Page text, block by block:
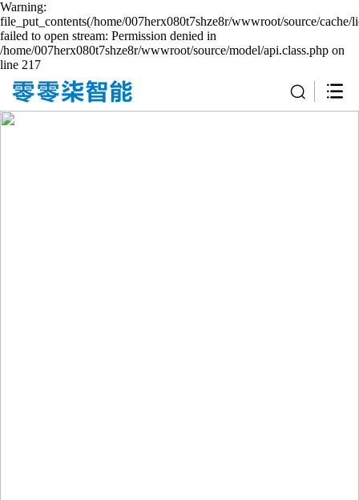
Warning:
file_put_contents(/home/007herx080t7shze8r/wwwroot/source/cache/
failed to open stream: Permission denied in
/home/007herx080t7shze8r/wwwroot/source/model/api.class.php on
line 217